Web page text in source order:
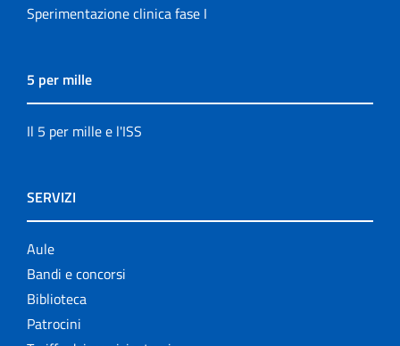
Sperimentazione clinica fase I
5 per mille
Il 5 per mille e l'ISS
SERVIZI
Aule
Bandi e concorsi
Biblioteca
Patrocini